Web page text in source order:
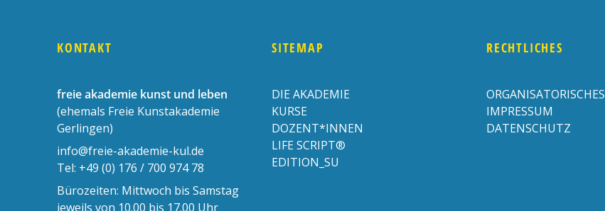
KONTAKT
freie akademie kunst und leben
(ehemals Freie Kunstakademie
Gerlingen)
info@freie-akademie-kul.de
Tel: +49 (0) 176 / 700 974 78
Bürozeiten: Mittwoch bis Samstag
jeweils von 10.00 bis 17.00 Uhr
SITEMAP
DIE AKADEMIE
KURSE
DOZENT*INNEN
LIFE SCRIPT®
EDITION_SU
RECHTLICHES
ORGANISATORISCHES
IMPRESSUM
DATENSCHUTZ